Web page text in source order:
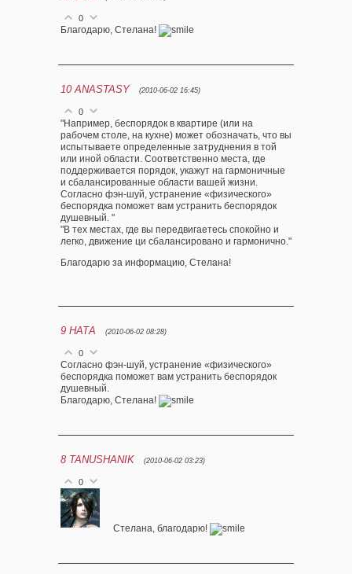
0
Благодарю, Стелана!
10 ANASTASY (2010-06-02 16:45)
0
"Например, беспорядок в квартире (или на
рабочем столе, на кухне) может обозначать, что вы
испытываете определенные затруднения в той
или иной области. Соответственно места, где
поддерживается порядок, укажут на гармоничные
и сбалансированные области вашей жизни.
Согласно фэн-шуй, устранение «физического»
беспорядка поможет вам устранить беспорядок
душевный. "
"В тех местах, где вы передвигаетесь спокойно и
легко, движение ци сбалансировано и гармонично."
Благодарю за информацию, Стелана!
9 НАТА (2010-06-02 08:28)
0
Согласно фэн-шуй, устранение «физического»
беспорядка поможет вам устранить беспорядок
душевный.
Благодарю, Стелана!
8 TANUSHANIK (2010-06-02 03:23)
0
Стелана, благодарю!